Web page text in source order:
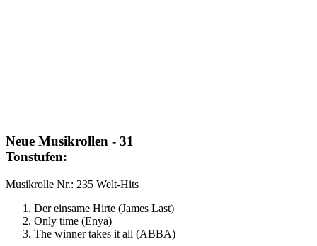
Neue Musikrollen - 31
Tonstufen:
Musikrolle Nr.: 235 Welt-Hits
Der einsame Hirte (James Last)
Only time (Enya)
The winner takes it all (ABBA)